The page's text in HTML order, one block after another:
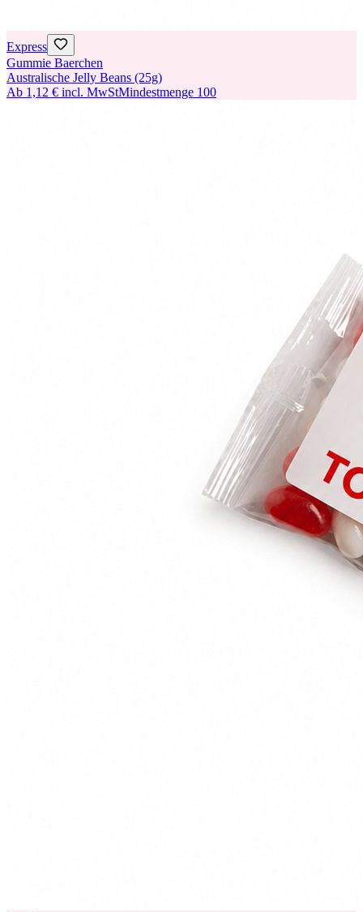
Express
Gummie Baerchen
Australische Jelly Beans (25g)
Ab 1,12 € incl. MwStMindestmenge 100